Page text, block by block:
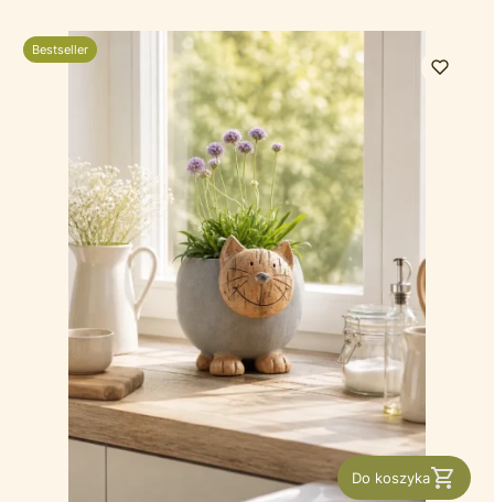
Bestseller
Do koszyka